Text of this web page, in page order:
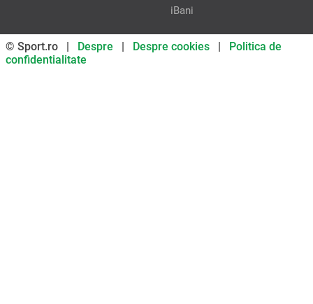
iBani
© Sport.ro | Despre | Despre cookies | Politica de
confidentialitate